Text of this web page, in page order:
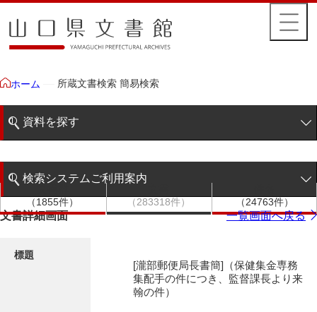
ホーム 所蔵文書検索 簡易検索
資料を探す
階層検索
検索システムご利用案内
検索システムの利用について
（1855件）
（283318件）
（24763件）
文書詳細画面 一覧画面へ戻る
標題
[瀧部郵便局長書簡]（保健集金専務
集配手の件につき、監督課長より来
翰の件）